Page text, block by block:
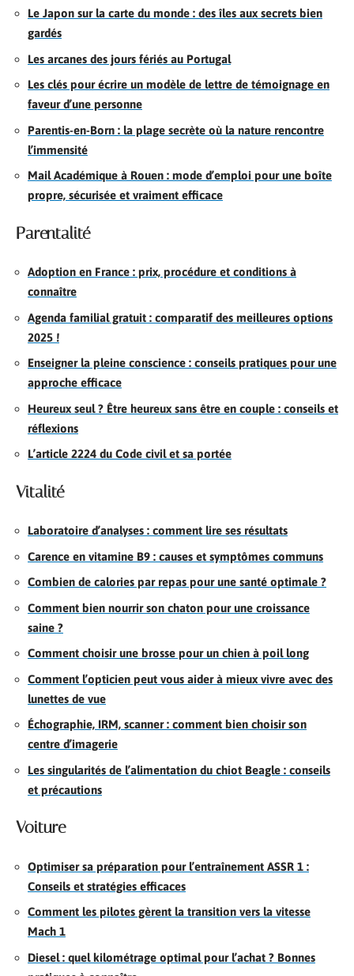
Le Japon sur la carte du monde : des îles aux secrets bien
gardés
Les arcanes des jours fériés au Portugal
Les clés pour écrire un modèle de lettre de témoignage en
faveur d’une personne
Parentis-en-Born : la plage secrète où la nature rencontre
l’immensité
Mail Académique à Rouen : mode d’emploi pour une boîte
propre, sécurisée et vraiment efficace
Parentalité
Adoption en France : prix, procédure et conditions à
connaître
Agenda familial gratuit : comparatif des meilleures options
2025 !
Enseigner la pleine conscience : conseils pratiques pour une
approche efficace
Heureux seul ? Être heureux sans être en couple : conseils et
réflexions
L’article 2224 du Code civil et sa portée
Vitalité
Laboratoire d’analyses : comment lire ses résultats
Carence en vitamine B9 : causes et symptômes communs
Combien de calories par repas pour une santé optimale ?
Comment bien nourrir son chaton pour une croissance
saine ?
Comment choisir une brosse pour un chien à poil long
Comment l’opticien peut vous aider à mieux vivre avec des
lunettes de vue
Échographie, IRM, scanner : comment bien choisir son
centre d’imagerie
Les singularités de l’alimentation du chiot Beagle : conseils
et précautions
Voiture
Optimiser sa préparation pour l’entraînement ASSR 1 :
Conseils et stratégies efficaces
Comment les pilotes gèrent la transition vers la vitesse
Mach 1
Diesel : quel kilométrage optimal pour l’achat ? Bonnes